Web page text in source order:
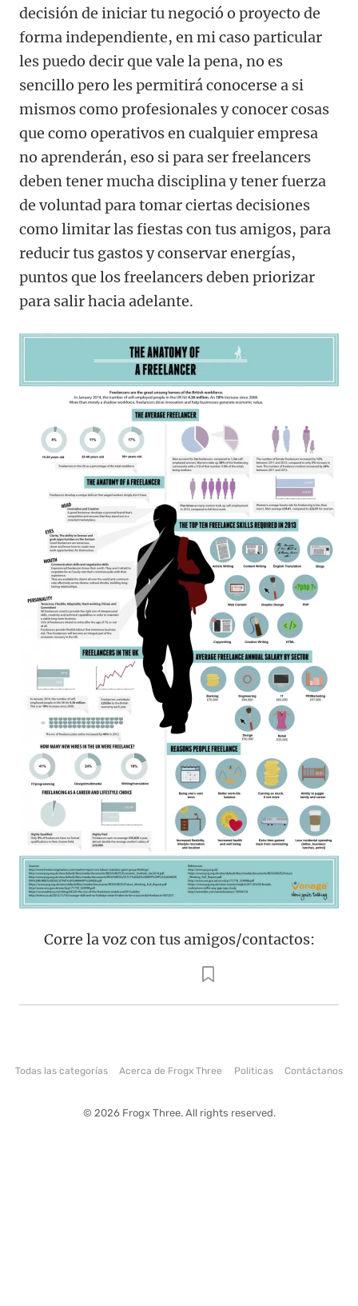
decisión de iniciar tu negoció o proyecto de
forma independiente, en mi caso particular
les puedo decir que vale la pena, no es
sencillo pero les permitirá conocerse a si
mismos como profesionales y conocer cosas
que como operativos en cualquier empresa
no aprenderán, eso si para ser freelancers
deben tener mucha disciplina y tener fuerza
de voluntad para tomar ciertas decisiones
como limitar las fiestas con tus amigos, para
reducir tus gastos y conservar energías,
puntos que los freelancers deben priorizar
para salir hacia adelante.
Corre la voz con tus amigos/contactos:
Todas las categorías Acerca de Frogx Three Politicas Contáctanos
© 2026 Frogx Three. All rights reserved.